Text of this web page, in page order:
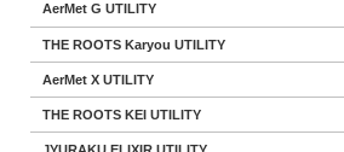
AerMet G UTILITY
THE ROOTS Karyou UTILITY
AerMet X UTILITY
THE ROOTS KEI UTILITY